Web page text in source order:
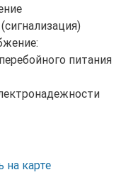
питания
на карте